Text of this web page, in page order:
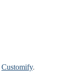
Customify.